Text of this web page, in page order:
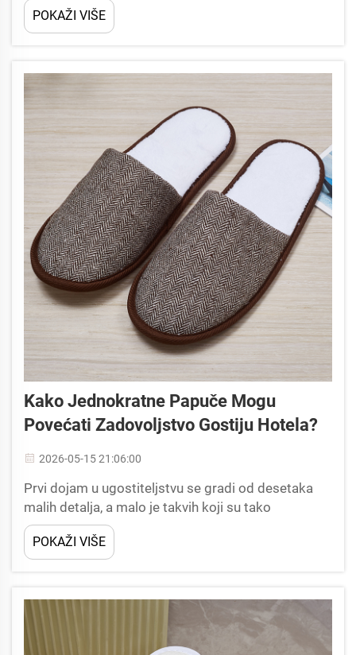
POKAŽI VIŠE
Kako Jednokratne Papuče Mogu
Povećati Zadovoljstvo Gostiju Hotela?
2026-05-15 21:06:00
Prvi dojam u ugostiteljstvu se gradi od desetaka
malih detalja, a malo je takvih koji su tako
neposredni i osobni kao ono što gosti nalaze u
svojoj sobi.
POKAŽI VIŠE